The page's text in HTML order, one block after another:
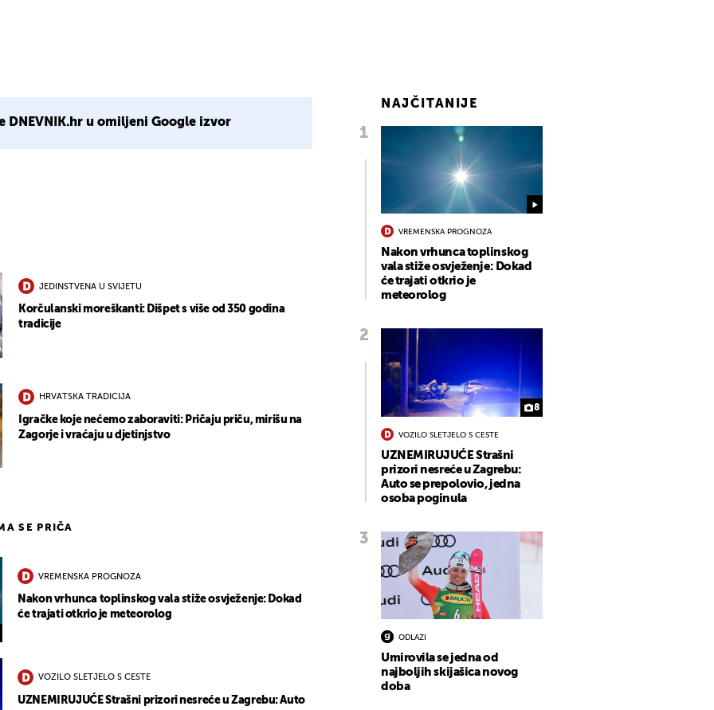
DNEVNIK.hr u omiljeni Google izvor
JEDINSTVENA U SVIJETU
Korčulanski moreškanti: Dišpet s više od 350 godina
tradicije
HRVATSKA TRADICIJA
Igračke koje nećemo zaboraviti: Pričaju priču, mirišu na
Zagorje i vraćaju u djetinjstvo
SE PRIČA
VREMENSKA PROGNOZA
Nakon vrhunca toplinskog vala stiže osvježenje: Dokad
će trajati otkrio je meteorolog
VOZILO SLETJELO S CESTE
UZNEMIRUJUĆE Strašni prizori nesreće u Zagrebu: Auto
NAJČITANIJE
VREMENSKA PROGNOZA
Nakon vrhunca toplinskog
vala stiže osvježenje: Dokad
će trajati otkrio je
meteorolog
8
VOZILO SLETJELO S CESTE
UZNEMIRUJUĆE Strašni
prizori nesreće u Zagrebu:
Auto se prepolovio, jedna
osoba poginula
ODLAZI
Umirovila se jedna od
najboljih skijašica novog
doba